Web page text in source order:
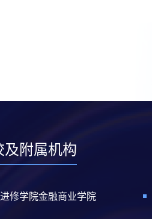
及附属机构
修学院金融商业学院